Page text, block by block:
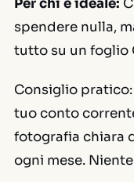
Per chi è ideale:
spendere nulla,
tutto su un foglio
Consiglio pratico:
tuo conto
fotografia chiara
ogni mese.